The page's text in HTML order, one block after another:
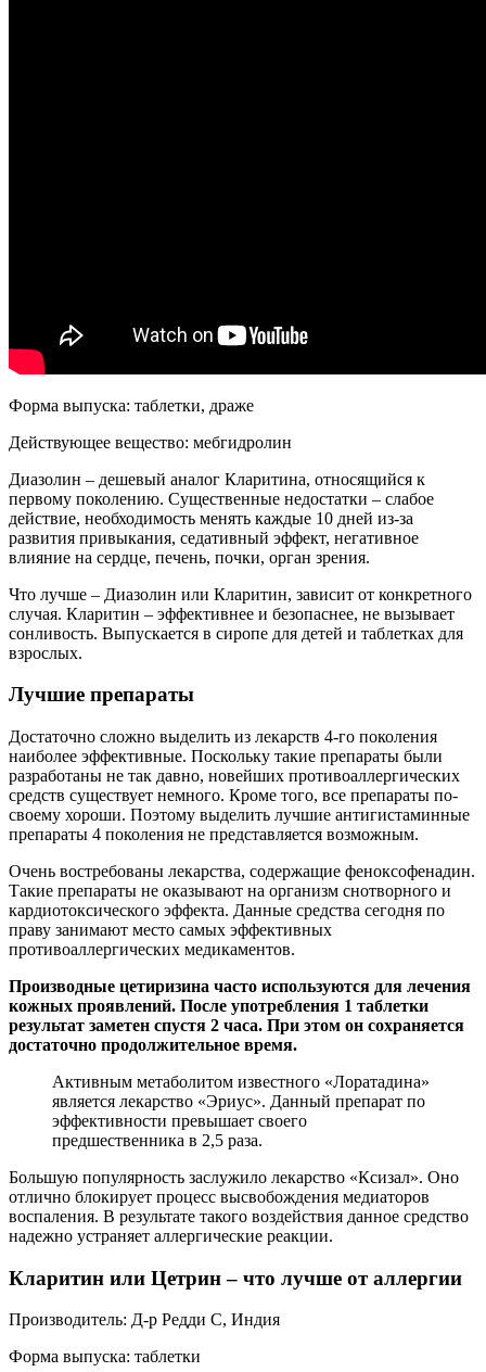
Форма выпуска: таблетки, драже
Действующее вещество: мебгидролин
Диазолин – дешевый аналог Кларитина, относящийся к
первому поколению. Существенные недостатки – слабое
действие, необходимость менять каждые 10 дней из-за
развития привыкания, седативный эффект, негативное
влияние на сердце, печень, почки, орган зрения.
Что лучше – Диазолин или Кларитин, зависит от конкретного
случая. Кларитин – эффективнее и безопаснее, не вызывает
сонливость. Выпускается в сиропе для детей и таблетках для
взрослых.
Лучшие препараты
Достаточно сложно выделить из лекарств 4-го поколения
наиболее эффективные. Поскольку такие препараты были
разработаны не так давно, новейших противоаллергических
средств существует немного. Кроме того, все препараты по-
своему хороши. Поэтому выделить лучшие антигистаминные
препараты 4 поколения не представляется возможным.
Очень востребованы лекарства, содержащие феноксофенадин.
Такие препараты не оказывают на организм снотворного и
кардиотоксического эффекта. Данные средства сегодня по
праву занимают место самых эффективных
противоаллергических медикаментов.
Производные цетиризина часто используются для лечения
кожных проявлений. После употребления 1 таблетки
результат заметен спустя 2 часа. При этом он сохраняется
достаточно продолжительное время.
Активным метаболитом известного «Лоратадина»
является лекарство «Эриус». Данный препарат по
эффективности превышает своего
предшественника в 2,5 раза.
Большую популярность заслужило лекарство «Ксизал». Оно
отлично блокирует процесс высвобождения медиаторов
воспаления. В результате такого воздействия данное средство
надежно устраняет аллергические реакции.
Кларитин или Цетрин – что лучше от аллергии
Производитель: Д-р Редди С, Индия
Форма выпуска: таблетки